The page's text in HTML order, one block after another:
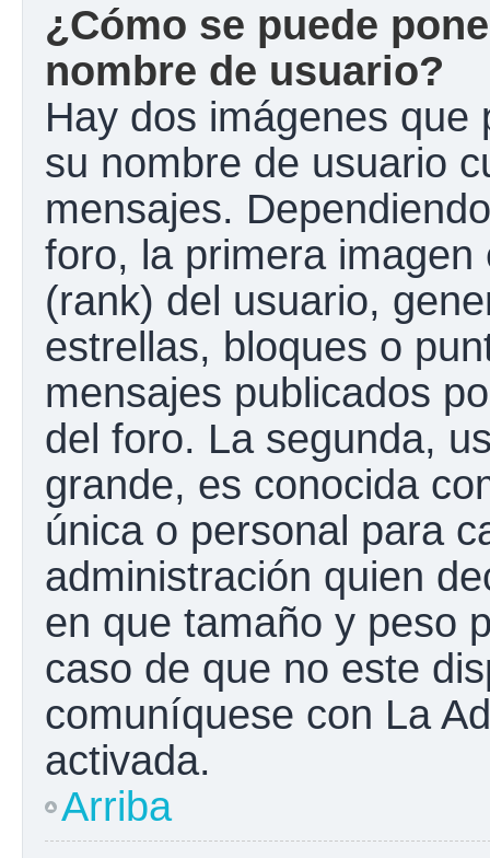
¿Cómo se puede
nombre de usuario?
Hay dos imágenes que
su nombre de usuario
mensajes.
foro, la primera
(rank) del usuario,
estrellas, bloques o
mensajes publicados
del foro. La segunda,
grande, es conocida
única o personal para
administración quien
en que tamaño y peso
caso de que no este
comuníquese con La
activada.
Arriba